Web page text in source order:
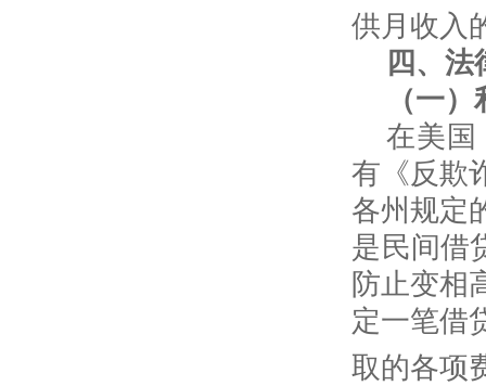
供月收入
四、法
（一
在美国
有《反欺
各州规定
是民间借
防止变相
定一笔借
取的各项